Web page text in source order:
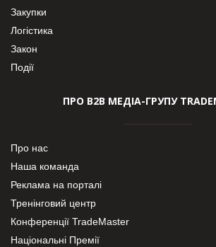
Закупки
Логістика
Закон
Події
ПРО В2В МЕДІА-ГРУПУ
Про нас
Наша команда
Реклама на порталі
Тренінговий центр
Конференції TradeMaster
Національні Премії